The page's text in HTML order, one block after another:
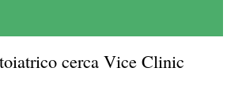
cerca Vice Clinic